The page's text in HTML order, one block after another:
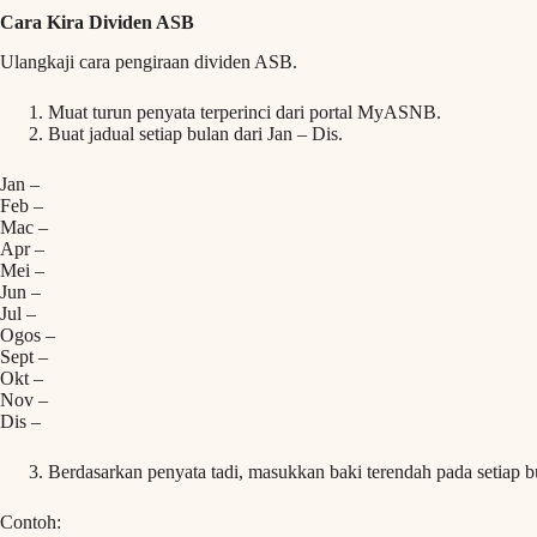
Cara Kira Dividen ASB
Ulangkaji cara pengiraan dividen ASB.
Muat turun penyata terperinci dari portal MyASNB.
Buat jadual setiap bulan dari Jan – Dis.
Jan –
Feb –
Mac –
Apr –
Mei –
Jun –
Jul –
Ogos –
Sept –
Okt –
Nov –
Dis –
Berdasarkan penyata tadi, masukkan baki terendah pada setiap
Contoh: